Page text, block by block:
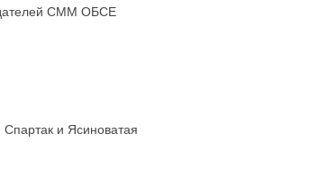
СММ ОБСЕ
и Ясиноватая